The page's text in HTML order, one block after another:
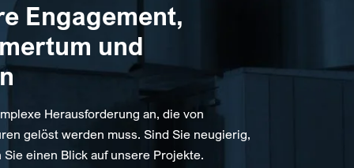
Engagement,
und
Herausforderung an, die von
gelöst werden muss. Sind Sie neugierig,
einen Blick auf unsere Projekte.